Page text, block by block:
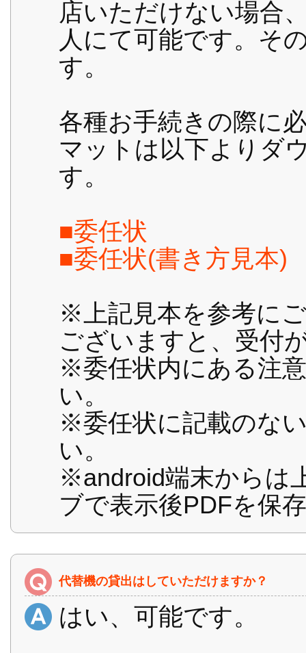
店いただけない場合
人にて可能です。そ
す。
各種お手続きの際に
マットは以下よりダ
す。
■委任状
■委任状(書き方見本)
※上記見本を参考に
ございますと、受付
※委任状内にある注
い。
※委任状に記載のな
い。
※android端末からは
ブで表示後PDFを保
代替機の貸出はしていただけますか？
はい、可能です。